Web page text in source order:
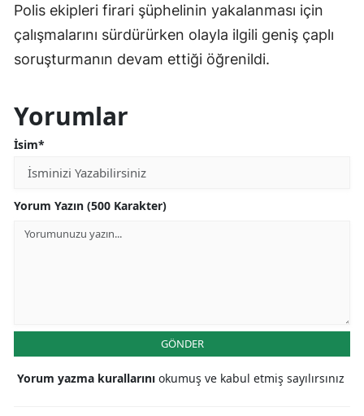
Polis ekipleri firari şüphelinin yakalanması için
çalışmalarını sürdürürken olayla ilgili geniş çaplı
soruşturmanın devam ettiği öğrenildi.
Yorumlar
İsim*
Yorum Yazın (500 Karakter)
GÖNDER
Yorum yazma kurallarını okumuş ve kabul etmiş sayılırsınız